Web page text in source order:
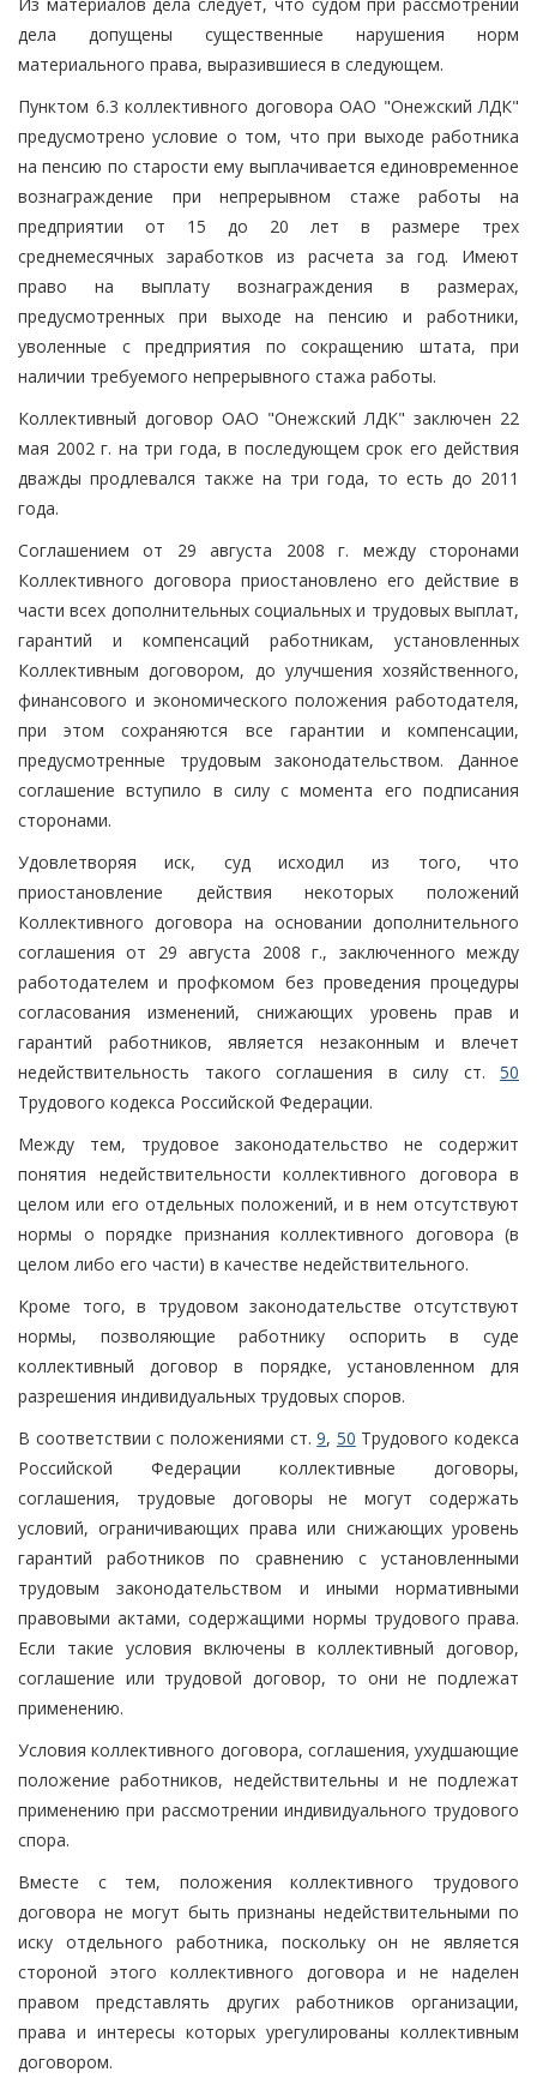
дела допущены существенные нарушения норм
материального права, выразившиеся в следующем.
Пунктом 6.3 коллективного договора ОАО "Онежский ЛДК"
предусмотрено условие о том, что при выходе работника
на пенсию по старости ему выплачивается единовременное
вознаграждение при непрерывном стаже работы на
предприятии от 15 до 20 лет в размере трех
среднемесячных заработков из расчета за год. Имеют
право на выплату вознаграждения в размерах,
предусмотренных при выходе на пенсию и работники,
уволенные с предприятия по сокращению штата, при
наличии требуемого непрерывного стажа работы.
Коллективный договор ОАО "Онежский ЛДК" заключен 22
мая 2002 г. на три года, в последующем срок его действия
дважды продлевался также на три года, то есть до 2011
года.
Соглашением от 29 августа 2008 г. между сторонами
Коллективного договора приостановлено его действие в
части всех дополнительных социальных и трудовых выплат,
гарантий и компенсаций работникам, установленных
Коллективным договором, до улучшения хозяйственного,
финансового и экономического положения работодателя,
при этом сохраняются все гарантии и компенсации,
предусмотренные трудовым законодательством. Данное
соглашение вступило в силу с момента его подписания
сторонами.
Удовлетворяя иск, суд исходил из того, что
приостановление действия некоторых положений
Коллективного договора на основании дополнительного
соглашения от 29 августа 2008 г., заключенного между
работодателем и профкомом без проведения процедуры
согласования изменений, снижающих уровень прав и
гарантий работников, является незаконным и влечет
недействительность такого соглашения в силу ст. 50
Трудового кодекса Российской Федерации.
Между тем, трудовое законодательство не содержит
понятия недействительности коллективного договора в
целом или его отдельных положений, и в нем отсутствуют
нормы о порядке признания коллективного договора (в
целом либо его части) в качестве недействительного.
Кроме того, в трудовом законодательстве отсутствуют
нормы, позволяющие работнику оспорить в суде
коллективный договор в порядке, установленном для
разрешения индивидуальных трудовых споров.
В соответствии с положениями ст.9, 50 Трудового кодекса
Российской Федерации коллективные договоры,
соглашения, трудовые договоры не могут содержать
условий, ограничивающих права или снижающих уровень
гарантий работников по сравнению с установленными
трудовым законодательством и иными нормативными
правовыми актами, содержащими нормы трудового права.
Если такие условия включены в коллективный договор,
соглашение или трудовой договор, то они не подлежат
применению.
Условия коллективного договора, соглашения, ухудшающие
положение работников, недействительны и не подлежат
применению при рассмотрении индивидуального трудового
спора.
Вместе с тем, положения коллективного трудового
договора не могут быть признаны недействительными по
иску отдельного работника, поскольку он не является
стороной этого коллективного договора и не наделен
правом представлять других работников организации,
права и интересы которых урегулированы коллективным
договором.